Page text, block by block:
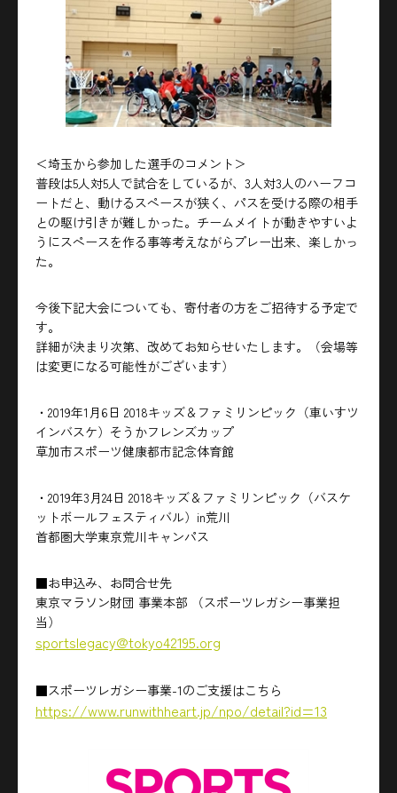
＜埼玉から参加した選手のコメント＞
普段は5人対5人で試合をしているが、3人対3人のハーフコ
ートだと、動けるスペースが狭く、パスを受ける際の相手
との駆け引きが難しかった。チームメイトが動きやすいよ
うにスペースを作る事等考えながらプレー出来、楽しかっ
た。
今後下記大会についても、寄付者の方をご招待する予定で
す。
詳細が決まり次第、改めてお知らせいたします。（会場等
は変更になる可能性がございます）
・2019年1月6日 2018キッズ＆ファミリンピック（車いすツ
インバスケ）そうかフレンズカップ
草加市スポーツ健康都市記念体育館
・2019年3月24日 2018キッズ＆ファミリンピック（バスケ
ットボールフェスティバル）in荒川
首都圏大学東京荒川キャンパス
■お申込み、お問合せ先
東京マラソン財団 事業本部 （スポーツレガシー事業担
当）
sportslegacy@tokyo42195.org
■スポーツレガシー事業-1のご支援はこちら
https://www.runwithheart.jp/npo/detail?id=13